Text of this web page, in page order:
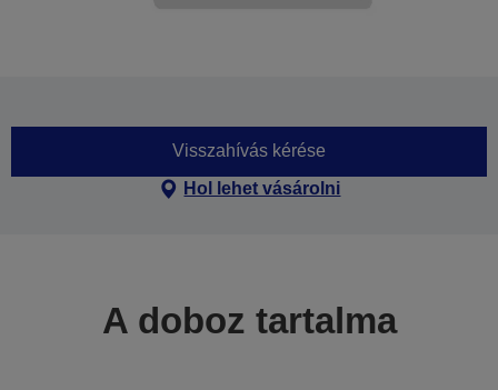
Visszahívás kérése
Hol lehet vásárolni
A doboz tartalma